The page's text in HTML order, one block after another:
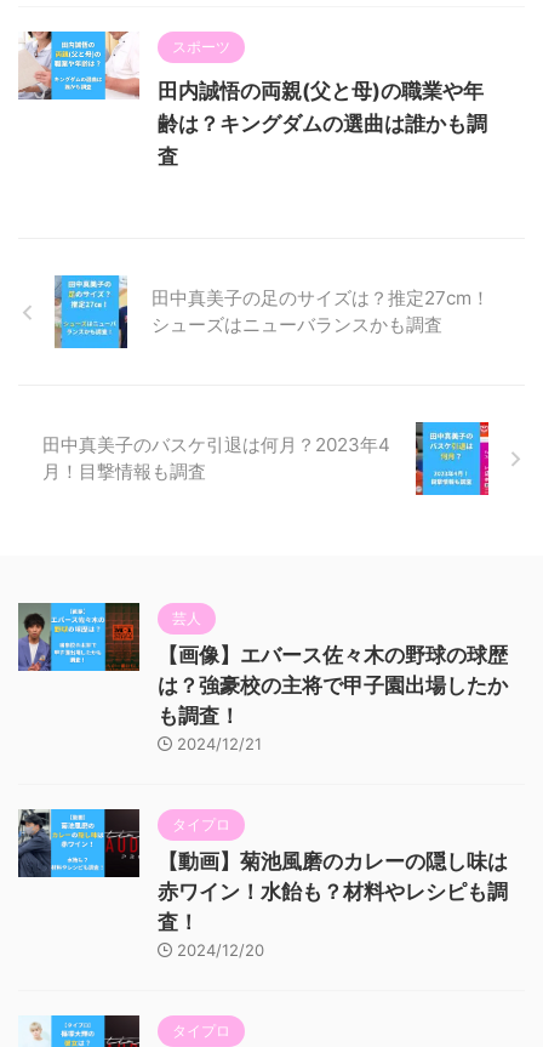
スポーツ
田内誠悟の両親(父と母)の職業や年
齢は？キングダムの選曲は誰かも調
査
田中真美子の足のサイズは？推定27cm！
シューズはニューバランスかも調査
田中真美子のバスケ引退は何月？2023年4
月！目撃情報も調査
芸人
【画像】エバース佐々木の野球の球歴
は？強豪校の主将で甲子園出場したか
も調査！
2024/12/21
タイプロ
【動画】菊池風磨のカレーの隠し味は
赤ワイン！水飴も？材料やレシピも調
査！
2024/12/20
タイプロ